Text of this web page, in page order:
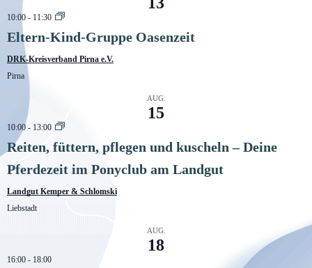
10:00 - 11:30
Eltern-Kind-Gruppe Oasenzeit
DRK-Kreisverband Pirna e.V.
Pirna
AUG.
15
10:00 - 13:00
Reiten, füttern, pflegen und kuscheln – Deine
Pferdezeit im Ponyclub am Landgut
Landgut Kemper & Schlomski
Liebstadt
AUG.
18
16:00 - 18:00